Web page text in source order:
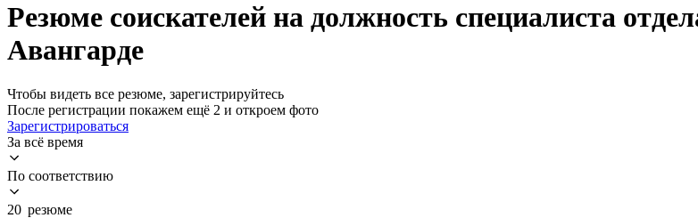
Резюме соискателей на должность специалиста
Авангарде
Чтобы видеть все резюме, зарегистрируйтесь
После регистрации покажем ещё 2 и откроем фото
Зарегистрироваться
За всё время
По соответствию
20 резюме